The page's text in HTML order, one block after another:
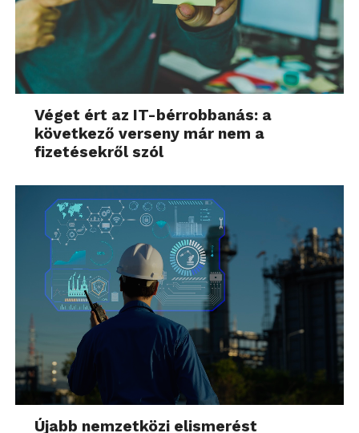
Véget ért az IT-bérrobbanás: a
következő verseny már nem a
fizetésekről szól
Újabb nemzetközi elismerést